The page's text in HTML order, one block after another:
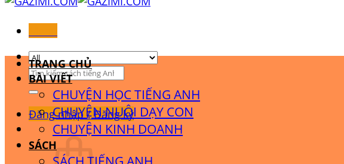
Tìm
kiếm:
Đăng nhập / Đăng ký
TRANG CHỦ
BÀI VIẾT
CHUYỆN HỌC TIẾNG ANH
CHUYỆN NUÔI DẠY CON
CHUYỆN KINH DOANH
SÁCH